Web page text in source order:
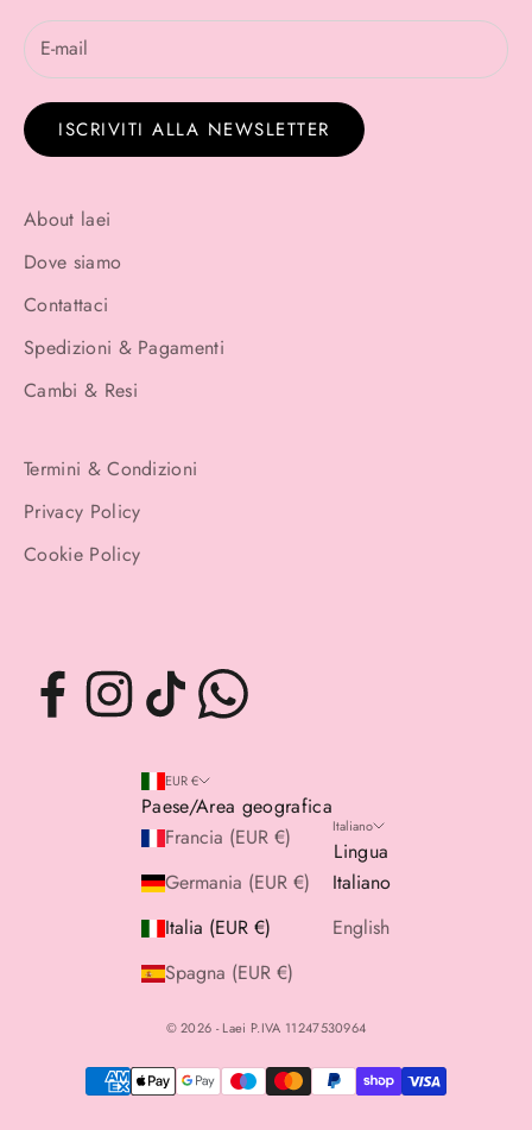
ISCRIVITI ALLA NEWSLETTER
About laei
Dove siamo
Contattaci
Spedizioni & Pagamenti
Cambi & Resi
Termini & Condizioni
Privacy Policy
Cookie Policy
EUR €
Paese/Area geografica
Francia (EUR €)
Germania (EUR €)
Italia (EUR €)
Spagna (EUR €)
Italiano
Lingua
Italiano
English
© 2026 - Laei P.IVA 11247530964